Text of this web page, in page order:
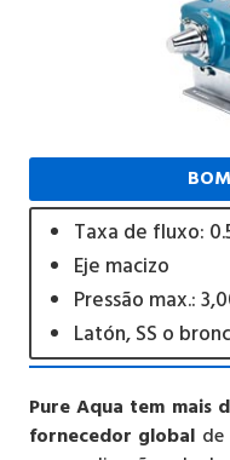
Taxa de fluxo:
Eje macizo
Pressão max.:
Latón, SS o
Pure Aqua tem mais
fornecedor global